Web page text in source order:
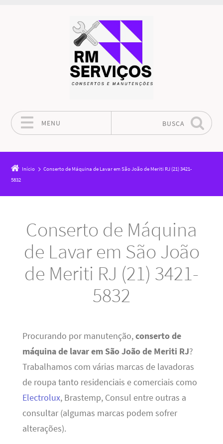
MENU BUSCA
Início
Conserto de Máquina de Lavar em São João de Meriti RJ (21) 3421-
5832
Conserto de Máquina
de Lavar em São João
de Meriti RJ (21) 3421-
5832
Procurando por manutenção,conserto de
máquina de lavar em São João de Meriti RJ?
Trabalhamos com várias marcas de lavadoras
de roupa tanto residenciais e comerciais como
Electrolux, Brastemp, Consul entre outras a
consultar (algumas marcas podem sofrer
alterações).